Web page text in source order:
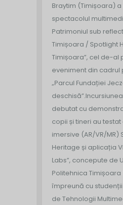
Braytim (Timișoara)
spectacolul
Patrimoniul sub
Timișoara / Spotlight
Timișoara”, cel de-al
eveniment din cadrul
„Parcul Fundației
deschisă”.
debutat cu
copii și tineri au
imersive (AR/VR/MR)
Heritage și aplicația
Labs”, concepute de
Politehnica Timișoara
împreună cu
de Tehnologii